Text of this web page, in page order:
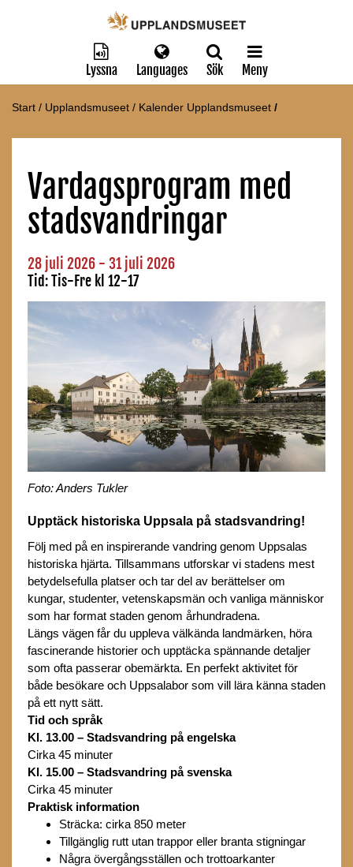
Lyssna Languages Sök Meny
Start / Upplandsmuseet / Kalender Upplandsmuseet /
Vardagsprogram med
stadsvandringar
28 juli 2026 - 31 juli 2026
Tid:Tis-Fre kl 12-17
Foto: Anders Tukler
Upptäck historiska Uppsala på stadsvandring!
Följ med på en inspirerande vandring genom Uppsalas
historiska hjärta. Tillsammans utforskar vi stadens mest
betydelsefulla platser och tar del av berättelser om
kungar, studenter, vetenskapsmän och vanliga människor
som har format staden genom århundradena.
Längs vägen får du uppleva välkända landmärken, höra
fascinerande historier och upptäcka spännande detaljer
som ofta passerar obemärkta. En perfekt aktivitet för
både besökare och Uppsalabor som vill lära känna staden
på ett nytt sätt.
Tid och språk
Kl. 13.00 – Stadsvandring på engelska
Cirka 45 minuter
Kl. 15.00 – Stadsvandring på svenska
Cirka 45 minuter
Praktisk information
Sträcka: cirka 850 meter
Tillgänglig rutt utan trappor eller branta stigningar
Några övergångsställen och trottoarkanter